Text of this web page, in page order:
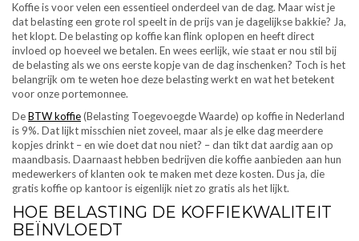
Koffie is voor velen een essentieel onderdeel van de dag. Maar wist je
dat belasting een grote rol speelt in de prijs van je dagelijkse bakkie? Ja,
het klopt. De belasting op koffie kan flink oplopen en heeft direct
invloed op hoeveel we betalen. En wees eerlijk, wie staat er nou stil bij
de belasting als we ons eerste kopje van de dag inschenken? Toch is het
belangrijk om te weten hoe deze belasting werkt en wat het betekent
voor onze portemonnee.
DeBTW koffie(Belasting Toegevoegde Waarde) op koffie in Nederland
is 9%. Dat lijkt misschien niet zoveel, maar als je elke dag meerdere
kopjes drinkt – en wie doet dat nou niet? – dan tikt dat aardig aan op
maandbasis. Daarnaast hebben bedrijven die koffie aanbieden aan hun
medewerkers of klanten ook te maken met deze kosten. Dus ja, die
gratis koffie op kantoor is eigenlijk niet zo gratis als het lijkt.
HOE BELASTING DE KOFFIEKWALITEIT
BEÏNVLOEDT